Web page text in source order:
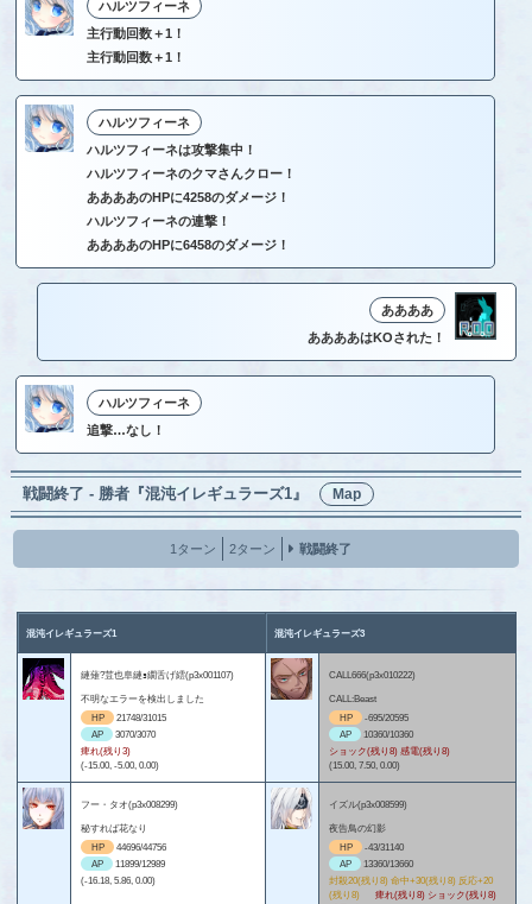
ハルツフィーネ
主行動回数＋1！
主行動回数＋1！
ハルツフィーネ
ハルツフィーネは攻撃集中！
ハルツフィーネのクマさんクロー！
ああああのHPに4258のダメージ！
ハルツフィーネの連撃！
ああああのHPに6458のダメージ！
ああああ
ああああはKOされた！
ハルツフィーネ
追撃…なし！
戦闘終了 - 勝者『混沌イレギュラーズ1』 Map
1ターン 2ターン 戦闘終了
混沌イレギュラーズ1 混沌イレギュラーズ3
縺薙?荳也阜縺ｮ繝舌げ繧(p3x001107)
不明なエラーを検出しました
HP
21748/31015
AP
3070/3070
痺れ(残り3)
(-15.00, -5.00, 0.00)
CALL666(p3x010222)
CALL:Beast
HP
-695/20595
AP
10360/10360
ショック(残り8) 感電(残り8)
(15.00, 7.50, 0.00)
フー・タオ(p3x008299)
秘すれば花なり
HP
44696/44756
AP
11899/12989
(-16.18, 5.86, 0.00)
イズル(p3x008599)
夜告鳥の幻影
HP
-43/31140
AP
13360/13660
封殺20(残り8) 命中+30(残り8) 反応+20
(残り8)
痺れ(残り8) ショック(残り8)